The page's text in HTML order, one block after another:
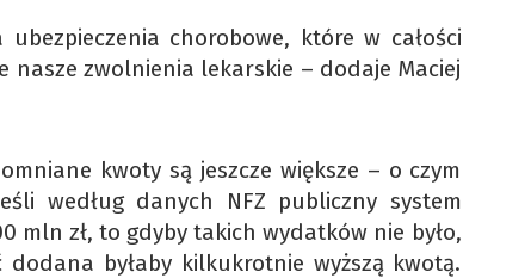
chorobowe, które w całości
nasze zwolnienia lekarskie – dodaje Maciej
kwoty są jeszcze większe – o czym
według danych NFZ publiczny system
mln zł, to gdyby takich wydatków nie było,
byłaby kilkukrotnie wyższą kwotą.